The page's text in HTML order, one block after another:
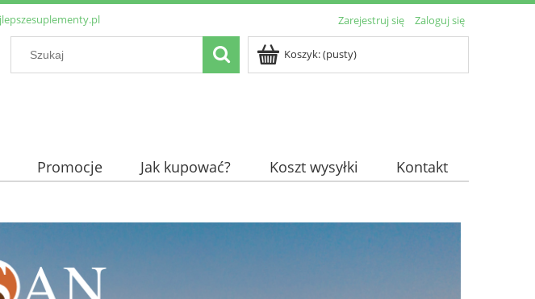
Zarejestruj się Zaloguj się
Koszyk:(pusty)
Promocje Jak kupować? Koszt wysyłki Kontakt